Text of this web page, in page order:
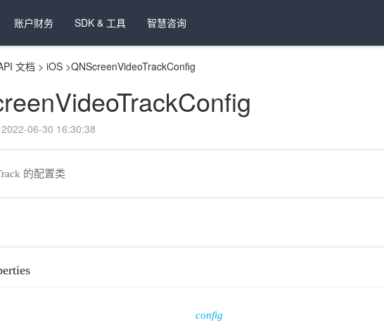
账户财务 SDK & 工具 智慧咨询
文档 > iOS >QNScreenVideoTrackConfig
06-30 16:30:38
的配置类
config